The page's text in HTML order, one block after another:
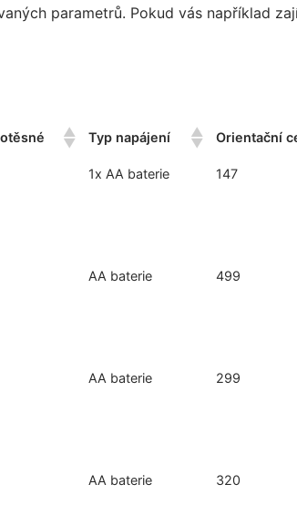
parametrů. Pokud vás například
Typ napájení Orientační
1x AA baterie 147
AA baterie 499
AA baterie 299
AA baterie 320